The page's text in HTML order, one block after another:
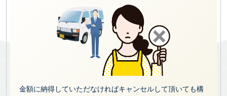
金額に納得していただなければキャンセルして頂いても構